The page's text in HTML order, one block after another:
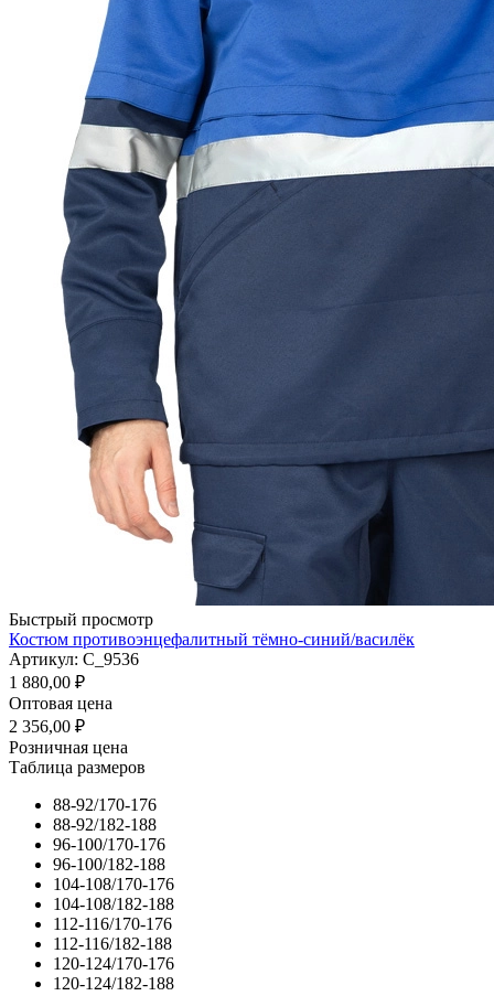
Быстрый просмотр
Костюм противоэнцефалитный тёмно-синий/василёк
Артикул: С_9536
1 880,00 ₽
Оптовая цена
2 356,00 ₽
Розничная цена
Таблица размеров
88-92/170-176
88-92/182-188
96-100/170-176
96-100/182-188
104-108/170-176
104-108/182-188
112-116/170-176
112-116/182-188
120-124/170-176
120-124/182-188